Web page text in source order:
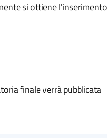
si ottiene l'inserimento
finale verrà pubblicata